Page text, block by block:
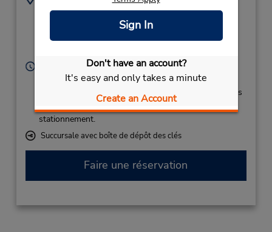
Sign In
Don't have an account?
It's easy and only takes a minute
Create an Account
Carretera Matehuala
San Luis Potosi,
(52) 444-822-2482
Heures d'exploitation :
Sun - Sat 5:00 AM - 11:00 PM
Si vous arrivez, le comptoir de location se trouve dans
stationnement.
Succursale avec boîte de dépôt des clés
Faire une réservation